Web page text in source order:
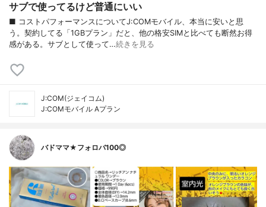
サブで使ってるけど普通にいい
■ コストパフォーマンスについてJ:COMモバイル、本当に安いと思
う。契約してる「1GBプラン」だと、他の格安SIMと比べても断然お得
感がある。サブとして使って…続きを見る
J:COM(ジェイコム)
J:COMモバイル Aプラン
バドママ★フォロバ100◎